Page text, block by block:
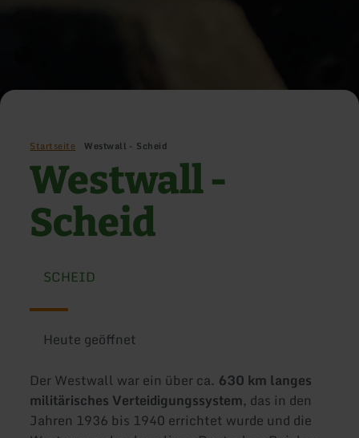
Startseite Westwall - Scheid
Westwall -
Scheid
SCHEID
Heute geöffnet
Der Westwall war ein über ca. 630 km langes
militärisches Verteidigungssystem, das in den
Jahren 1936 bis 1940 errichtet wurde und die